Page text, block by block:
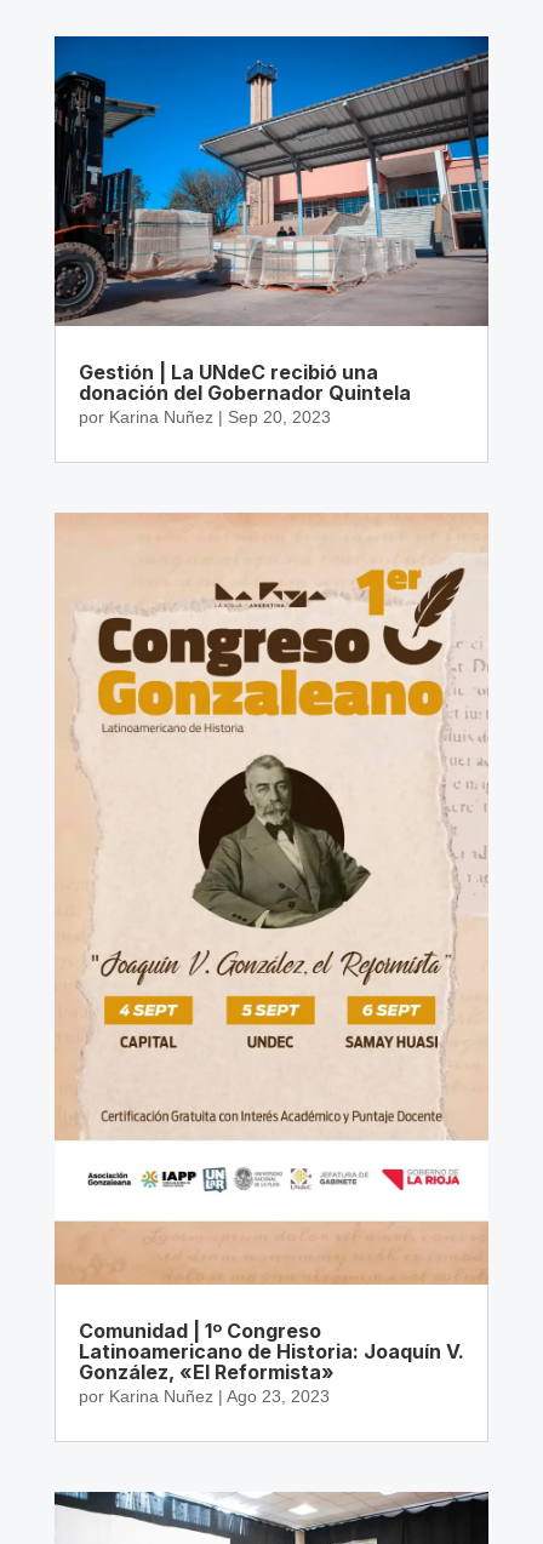
Gestión | La UNdeC recibió una
donación del Gobernador Quintela
por Karina Nuñez| Sep 20, 2023
Comunidad | 1º Congreso
Latinoamericano de Historia: Joaquín V.
González, «El Reformista»
por Karina Nuñez| Ago 23, 2023